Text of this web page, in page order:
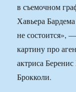
в съемочном
Хавьера
не состоится»,
картину про
актриса
Брокколи.